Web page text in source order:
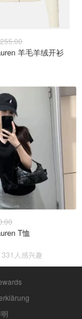
羊毛羊绒开衫
T恤
331人感兴趣